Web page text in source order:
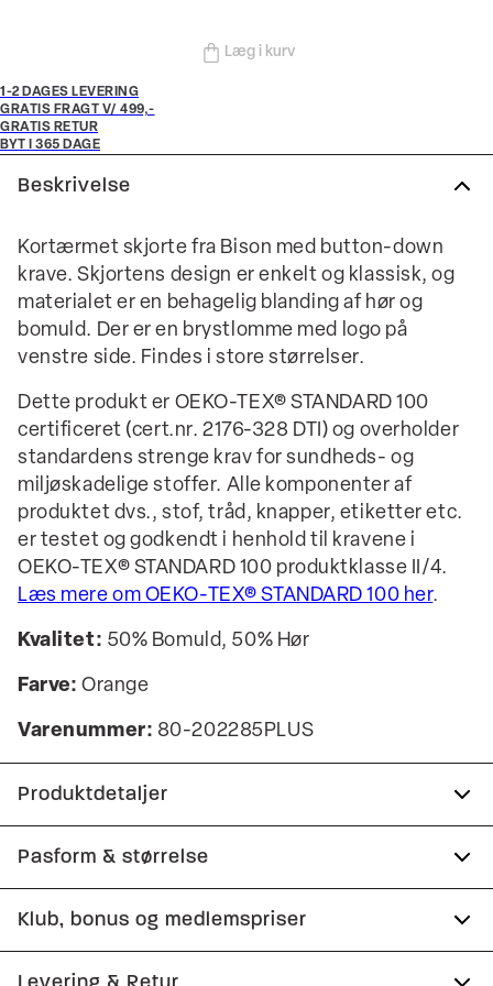
Læg i kurv
1-2 DAGES LEVERING
GRATIS FRAGT V/ 499,-
GRATIS RETUR
BYT I 365 DAGE
Beskrivelse
Kortærmet skjorte fra Bison med button-down
krave. Skjortens design er enkelt og klassisk, og
materialet er en behagelig blanding af hør og
bomuld. Der er en brystlomme med logo på
venstre side. Findes i store størrelser.
Dette produkt er OEKO-TEX® STANDARD 100
certificeret (cert.nr. 2176-328 DTI) og overholder
standardens strenge krav for sundheds- og
miljøskadelige stoffer. Alle komponenter af
produktet dvs., stof, tråd, knapper, etiketter etc.
er testet og godkendt i henhold til kravene i
OEKO-TEX® STANDARD 100 produktklasse II/4.
Læs mere om OEKO-TEX® STANDARD 100 her.
Kvalitet: 50% Bomuld, 50% Hør
Farve: Orange
Varenummer: 80-202285PLUS
Produktdetaljer
Lomme på venstre bryst.
Skjorten har button-down krave.
Fremstillet i bomuldsblend med hør.
Pasform & størrelse
Fit:Regular fit
Klub, bonus og medlemspriser